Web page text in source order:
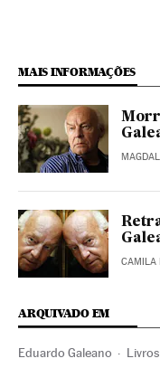
MAIS INFORMAÇÕES
CAMILA
ARQUIVADO EM
Eduardo Galeano